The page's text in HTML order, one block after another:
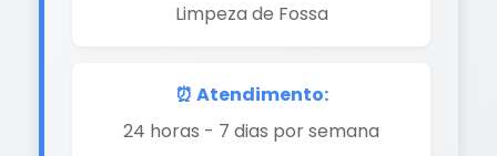
Limpeza de Fossa
⏰ Atendimento:
24 horas - 7 dias por semana